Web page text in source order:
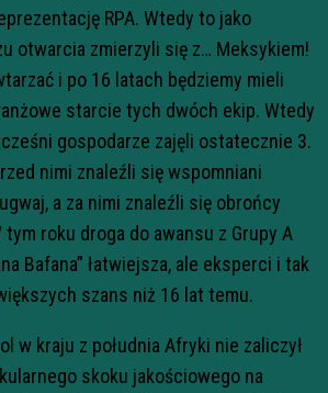
RPA. Wtedy to jako
otwarcia zmierzyli się z… Meksykiem!
i po 16 latach będziemy mieli
starcie tych dwóch ekip. Wtedy
gospodarze zajęli ostatecznie 3.
nimi znaleźli się wspomniani
a za nimi znaleźli się obrońcy
tym roku droga do awansu z Grupy A
Bafana” łatwiejsza, ale eksperci i tak
szans niż 16 lat temu.
w kraju z południa Afryki nie zaliczył
skoku jakościowego na